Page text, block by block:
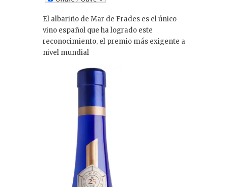
k
e
dI
El albariño de Mar de Frades es el único
vino español que ha logrado este
reconocimiento, el premio más exigente a
nivel mundial